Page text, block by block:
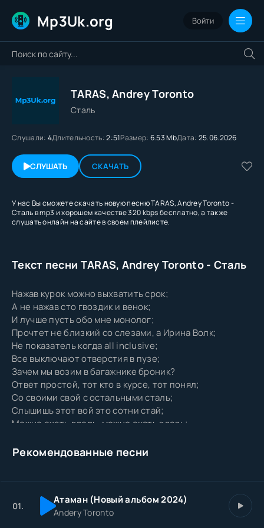
Mp3Uk.org Войти
TARAS, Andrey Toronto
Сталь
Слушали: 4Длительность:2:51Размер: 6.53 MbДата: 25.06.2026
СЛУШАТЬ СКАЧАТЬ
У нас Вы сможете скачать новую песню TARAS, Andrey Toronto -
Сталь в mp3 и хорошем качестве 320 kbps бесплатно, а также
слушать онлайн на сайте в своем плейлисте.
Текст песни TARAS, Andrey Toronto - Сталь
Нажав курок можно выхватить срок;
А не нажав сто гвоздик и венок;
И лучше пусть обо мне монолог;
Прочтет не близкий со слезами, а Ирина Волк;
Не показатель когда all inclusive;
Все выключают отверстия в пузе;
Зачем мы возим в багажнике броник?
Ответ простой, тот кто в курсе, тот понял;
Со своими свой с остальными сталь;
Слышишь этот вой это сотни стай;
Можно ехать вдоль, можно ехать вдаль;
Со своими свой с остальными сталь;
Там наших пацов не пускает блок;
И по-любому там в загашнике гасится глок;
Рекомендованные песни
01. Атаман (Новый альбом 2024)
Andery Toronto